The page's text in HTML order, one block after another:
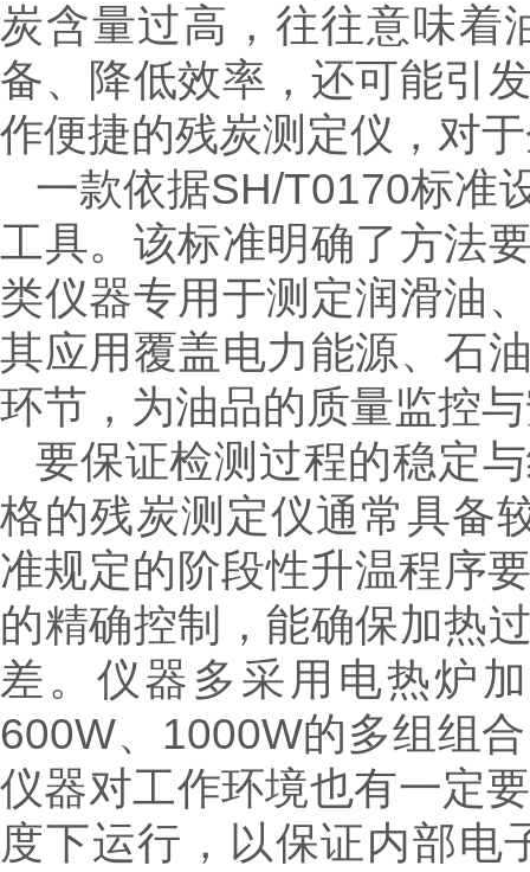
炭含量过高，往往意味着
备、降低效率，还可能引
作便捷的残炭测定仪，对
一款依据SH/T0170标准
工具。该标准明确了方法
类仪器专用于测定润滑油
其应用覆盖电力能源、石
环节，为油品的质量监控
要保证检测过程的稳定
格的残炭测定仪通常具备
准规定的阶段性升温程序
的精确控制，能确保加热
差。仪器多采用电热炉
600W、1000W的多组组
仪器对工作环境也有一定
度下运行，以保证内部电